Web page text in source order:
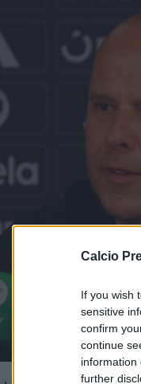
Calcio
If you wish
sensitive
confirm
continue
information
further